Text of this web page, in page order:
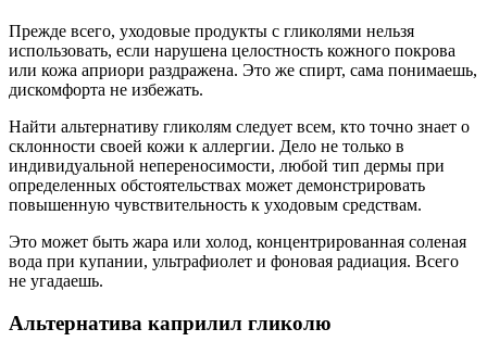
Прежде всего, уходовые продукты с гликолями нельзя
использовать, если нарушена целостность кожного покрова
или кожа априори раздражена. Это же спирт, сама понимаешь,
дискомфорта не избежать.
Найти альтернативу гликолям следует всем, кто точно знает о
склонности своей кожи к аллергии. Дело не только в
индивидуальной непереносимости, любой тип дермы при
определенных обстоятельствах может демонстрировать
повышенную чувствительность к уходовым средствам.
Это может быть жара или холод, концентрированная соленая
вода при купании, ультрафиолет и фоновая радиация. Всего
не угадаешь.
Альтернатива каприлил гликолю